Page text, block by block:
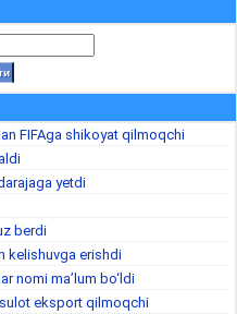
FIFAga shikoyat qilmoqchi
yetdi
berdi
kelishuvga erishdi
nomi ma’lum bo‘ldi
eksport qilmoqchi